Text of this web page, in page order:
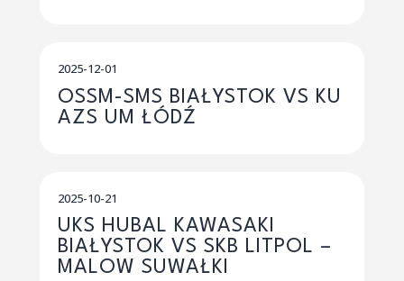
2025-12-01
OSSM-SMS BIAŁYSTOK VS KU
AZS UM ŁÓDŹ
2025-10-21
UKS HUBAL KAWASAKI
BIAŁYSTOK VS SKB LITPOL –
MALOW SUWAŁKI